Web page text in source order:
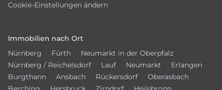
Cookie-Einstellungen ändern
Immobilien nach Ort
Nürnberg
Fürth
Neumarkt in der Oberpfalz
Nürnberg / Reichelsdorf
Lauf Neumarkt
Erlangen
Burgthann
Ansbach Rückersdorf
Oberasbach